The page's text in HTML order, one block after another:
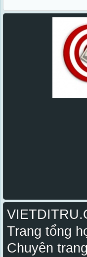
Trang tổng
Chuyên